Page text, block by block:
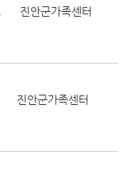
진안군가족센터
진안군가족센터